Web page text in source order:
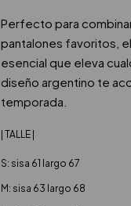
Perfecto para
pantalones favoritos,
esencial que eleva
diseño argentino te
temporada.
| TALLE |
S: sisa 61 largo 67
M: sisa 63 largo 68